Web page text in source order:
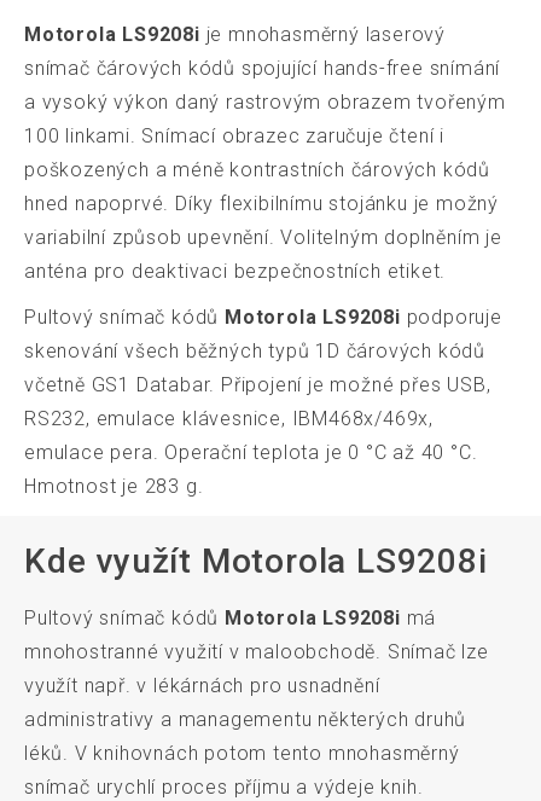
Motorola LS9208i je mnohasměrný laserový
snímač čárových kódů spojující hands-free snímání
a vysoký výkon daný rastrovým obrazem tvořeným
100 linkami. Snímací obrazec zaručuje čtení i
poškozených a méně kontrastních čárových kódů
hned napoprvé. Díky flexibilnímu stojánku je možný
variabilní způsob upevnění. Volitelným doplněním je
anténa pro deaktivaci bezpečnostních etiket.
Pultový snímač kódů Motorola LS9208i podporuje
skenování všech běžných typů 1D čárových kódů
včetně GS1 Databar. Připojení je možné přes USB,
RS232, emulace klávesnice, IBM468x/469x,
emulace pera. Operační teplota je 0 °C až 40 °C.
Hmotnost je 283 g.
Kde využít Motorola LS9208i
Pultový snímač kódů Motorola LS9208i má
mnohostranné využití v maloobchodě. Snímač lze
využít např. v lékárnách pro usnadnění
administrativy a managementu některých druhů
léků. V knihovnách potom tento mnohasměrný
snímač urychlí proces příjmu a výdeje knih.